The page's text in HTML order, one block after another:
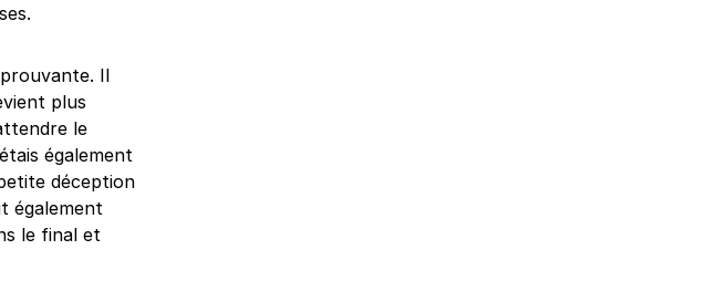
Il
plus
le
également
déception
également
le final et